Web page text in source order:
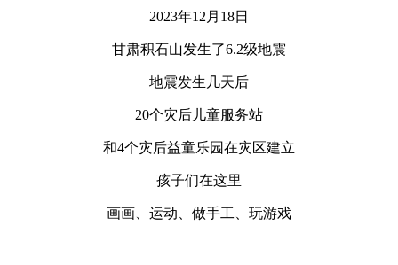
2023年12月18日
甘肃积石山发生了6.2级地震
地震发生几天后
20个灾后儿童服务站
和4个灾后益童乐园在灾区建立
孩子们在这里
画画、运动、做手工、玩游戏